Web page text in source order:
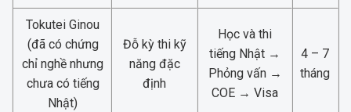
Tokutei Ginou
(đã có chứng
chỉ nghề nhưng
chưa có tiếng
Nhật)
Đỗ kỳ thi kỹ
năng đặc
định
Học và thi
tiếng Nhật →
Phỏng vấn →
COE → Visa
4 – 7
tháng